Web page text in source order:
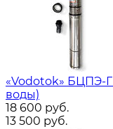
«Vodotok» БЦПЭ-
воды)
18 600 руб.
13 500 руб.